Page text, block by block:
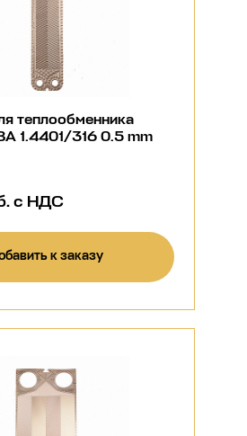
теплообменника
1.4401/316 0.5 mm
с НДС
к заказу